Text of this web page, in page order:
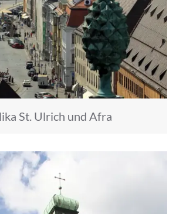
St. Ulrich und Afra